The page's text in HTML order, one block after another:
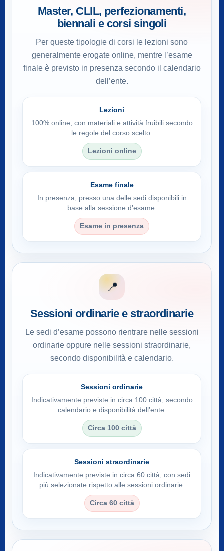
Master, CLIL, perfezionamenti,
biennali e corsi singoli
Per queste tipologie di corsi le lezioni sono
generalmente erogate online, mentre l’esame
finale è previsto in presenza secondo il calendario
dell’ente.
Lezioni
100% online, con materiali e attività fruibili secondo
le regole del corso scelto.
Lezioni online
Esame finale
In presenza, presso una delle sedi disponibili in
base alla sessione d’esame.
Esame in presenza
📍
Sessioni ordinarie e straordinarie
Le sedi d’esame possono rientrare nelle sessioni
ordinarie oppure nelle sessioni straordinarie,
secondo disponibilità e calendario.
Sessioni ordinarie
Indicativamente previste in circa 100 città, secondo
calendario e disponibilità dell’ente.
Circa 100 città
Sessioni straordinarie
Indicativamente previste in circa 60 città, con sedi
più selezionate rispetto alle sessioni ordinarie.
Circa 60 città